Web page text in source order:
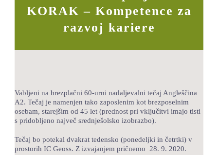
LOKALNA TOČKA SVOS
KNJIŽNICA
KORAK – Kompetence za
razvoj kariere
Vabljeni na brezplačni 60-urni nadaljevalni tečaj Angleščina
A2. Tečaj je namenjen tako zaposlenim kot brezposelnim
osebam, starejšim od 45 let (prednost pri vključitvi imajo tisti
s pridobljeno največ srednješolsko izobrazbo).
Tečaj bo potekal dvakrat tedensko (ponedeljki in četrtki) v
prostorih IC Geoss. Z izvajanjem pričnemo 28. 9. 2020.